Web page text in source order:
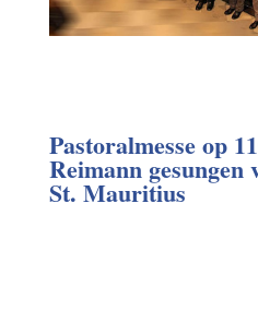
Pastoralmesse op
Reimann
St. Mauritius